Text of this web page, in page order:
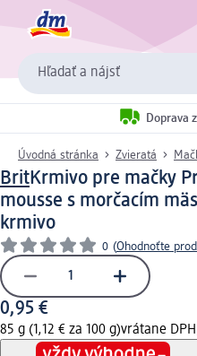
Hľadať a nájsť
Doprava
Úvodná stránka Zvieratá
BritKrmivo pre mačky
mousse s morčacím
krmivo
0 (Ohodnoťte
0,95 €
85 g (1,12 € za 100 g)vrátane